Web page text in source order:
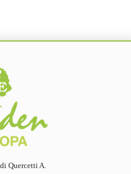
Quercetti A.